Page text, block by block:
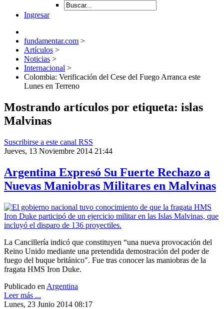
Ingresar
fundamentar.com >
Artículos >
Noticias >
Internacional >
Colombia: Verificación del Cese del Fuego Arranca este
Lunes en Terreno
Mostrando artículos por etiqueta: islas
Malvinas
Suscribirse a este canal RSS
Jueves, 13 Noviembre 2014 21:44
Argentina Expresó Su Fuerte Rechazo a
Nuevas Maniobras Militares en Malvinas
La Cancillería indicó que constituyen “una nueva provocación del
Reino Unido mediante una pretendida demostración del poder de
fuego del buque británico". Fue tras conocer las maniobras de la
fragata HMS Iron Duke.
Publicado en Argentina
Leer más ...
Lunes, 23 Junio 2014 08:17